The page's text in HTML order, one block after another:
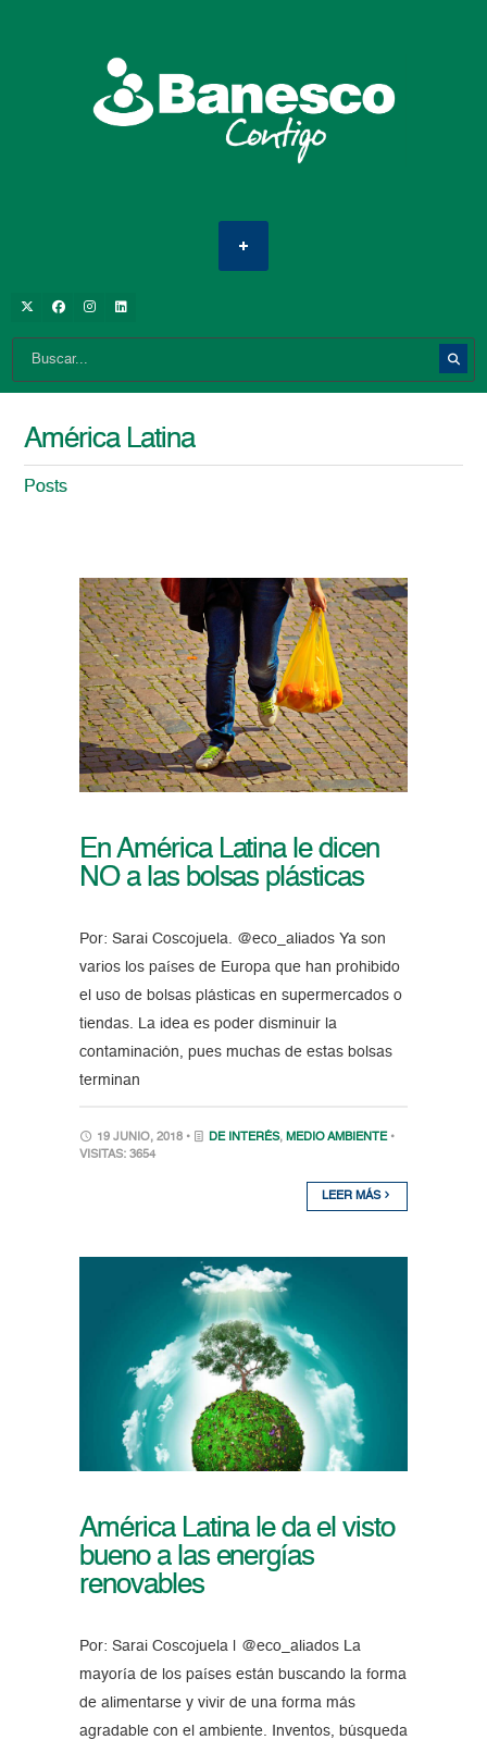
América Latina
Posts
En América Latina le dicen
NO a las bolsas plásticas
Por: Sarai Coscojuela. @eco_aliados Ya son
varios los países de Europa que han prohibido
el uso de bolsas plásticas en supermercados o
tiendas. La idea es poder disminuir la
contaminación, pues muchas de estas bolsas
terminan
19 JUNIO, 2018 • DE INTERÉS, MEDIO AMBIENTE •
VISITAS: 3654
LEER MÁS
América Latina le da el visto
bueno a las energías
renovables
Por: Sarai Coscojuela | @eco_aliados La
mayoría de los países están buscando la forma
de alimentarse y vivir de una forma más
agradable con el ambiente. Inventos, búsqueda